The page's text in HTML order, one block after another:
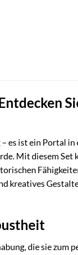
– es ist ein Portal
Mit diesem Set
kreatives
die sie zum